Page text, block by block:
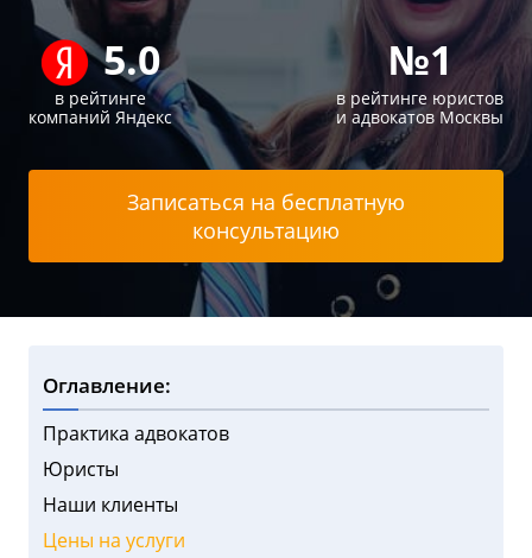
5.0
в рейтинге
компаний Яндекс
№1
в рейтинге юристов
и адвокатов Москвы
Записаться на бесплатную
консультацию
Оглавление:
Практика адвокатов
Юристы
Наши клиенты
Цены на услуги